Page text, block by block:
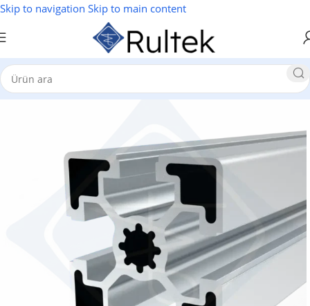
Skip to navigation Skip to main content